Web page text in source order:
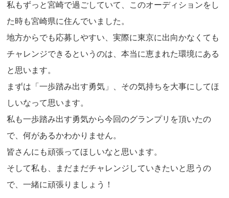
私もずっと宮崎で過ごしていて、このオーディションをし
た時も宮崎県に住んでいました。
地方からでも応募しやすい、実際に東京に出向かなくても
チャレンジできるというのは、本当に恵まれた環境にある
と思います。
まずは「一歩踏み出す勇気」、その気持ちを大事にしてほ
しいなって思います。
私も一歩踏み出す勇気から今回のグランプリを頂いたの
で、何があるかわかりません。
皆さんにも頑張ってほしいなと思います。
そして私も、まだまだチャレンジしていきたいと思うの
で、一緒に頑張りましょう！